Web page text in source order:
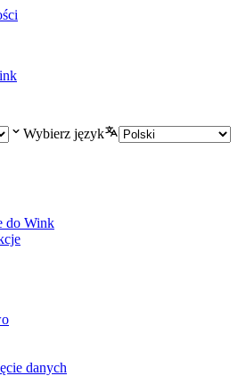
Wybierz język
do Wink
danych